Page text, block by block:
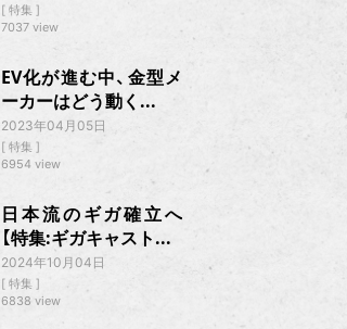
特集
7037 view
EV化が進む中、金型メ
ーカーはどう動く...
2023年04月05日
特集
6954 view
日本流のギガ確立へ
【特集:ギガキャスト...
2024年10月04日
特集
6838 view